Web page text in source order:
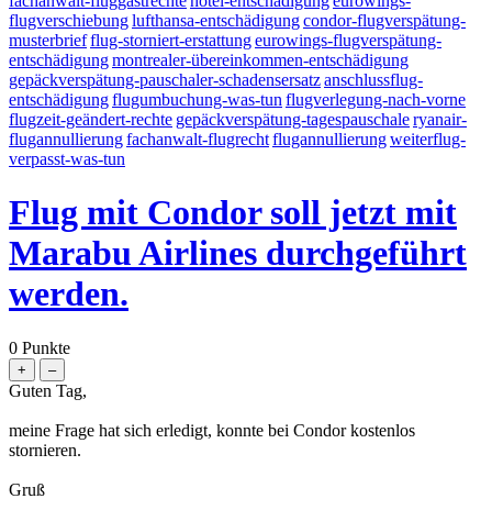
flugverschiebunglufthansa-entschädigungcondor-flugverspätung-
musterbriefflug-storniert-erstattungeurowings-flugverspätung-
entschädigungmontrealer-übereinkommen-entschädigung
gepäckverspätung-pauschaler-schadensersatzanschlussflug-
entschädigungflugumbuchung-was-tun flugverlegung-nach-vorne
flugzeit-geändert-rechte gepäckverspätung-tagespauschaleryanair-
flugannullierungfachanwalt-flugrechtflugannullierungweiterflug-
verpasst-was-tun
Flug mit Condor soll jetzt mit
Marabu Airlines durchgeführt
werden.
0 Punkte
Guten Tag,
meine Frage hat sich erledigt, konnte bei Condor kostenlos
stornieren.
Gruß